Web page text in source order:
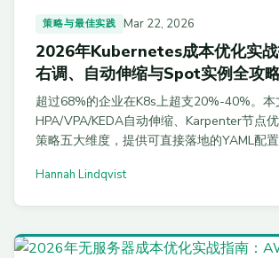
策略与最佳实践 Mar 22, 2026
2026年Kubernetes成本优化实
右调、自动伸缩与Spot实例全攻
超过68%的企业在K8s上超支20%-40%。本
HPA/VPA/KEDA自动伸缩、Karpenter节点
策略五大维度，提供可直接落地的YAML配
Hannah Lindqvist